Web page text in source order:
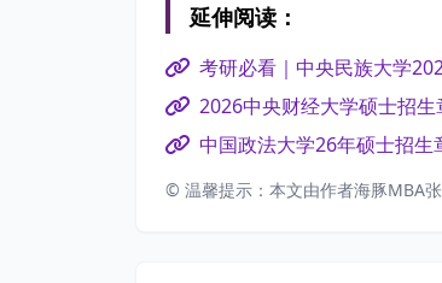
延伸阅读：
考研必看｜中央民族大学
2026中央财经大学硕士招
中国政法大学26年硕士招生
© 温馨提示：本文由作者海豚MBA